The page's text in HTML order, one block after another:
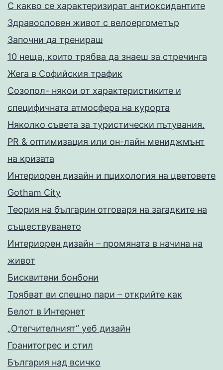
С какво се характеризират антиоксидантите
Здравословен живот с велоергометър
Запoчни да тренираш
10 неща, които трябва да знаеш за стречинга
Жега в Софийския трафик
Созопол- някои от характеристиките и
специфичната атмосфера на курорта
Няколко съвета за туристически пътувания.
PR & оптимизация или он-лайн мениджмънт
на кризата
Интериорен дизайн и пцихология на цветовете
Gotham City
Теория на българин отговаря на загадките на
съществуването
Интериорен дизайн – промяната в начина на
живот
Бисквитени бонбони
Трябват ви спешно пари – открийте как
Белот в Интернет
„Отегчителният“ уеб дизайн
Гранитогрес и стил
България над всичко